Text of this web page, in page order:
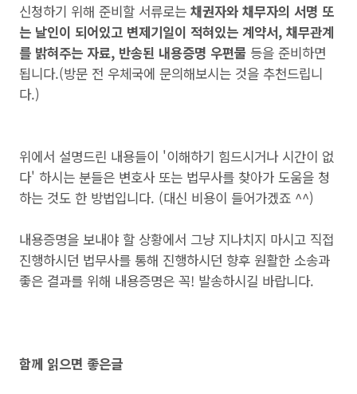
신청하기 위해 준비할 서류로는 채권자와 채무자의 서명 또
는 날인이 되어있고 변제기일이 적혀있는 계약서, 채무관계
를 밝혀주는 자료, 반송된 내용증명 우편물 등을 준비하면
됩니다.(방문 전 우체국에 문의해보시는 것을 추천드립니
다.)
위에서 설명드린 내용들이 '이해하기 힘드시거나 시간이 없
다' 하시는 분들은 변호사 또는 법무사를 찾아가 도움을 청
하는 것도 한 방법입니다. (대신 비용이 들어가겠죠 ^^)
내용증명을 보내야 할 상황에서 그냥 지나치지 마시고 직접
진행하시던 법무사를 통해 진행하시던 향후 원활한 소송과
좋은 결과를 위해 내용증명은 꼭! 발송하시길 바랍니다.
함께 읽으면 좋은글